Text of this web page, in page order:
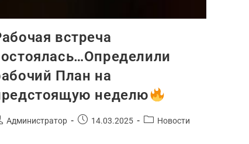
встреча
План на
неделю
Администратор 14.03.2025 Новости